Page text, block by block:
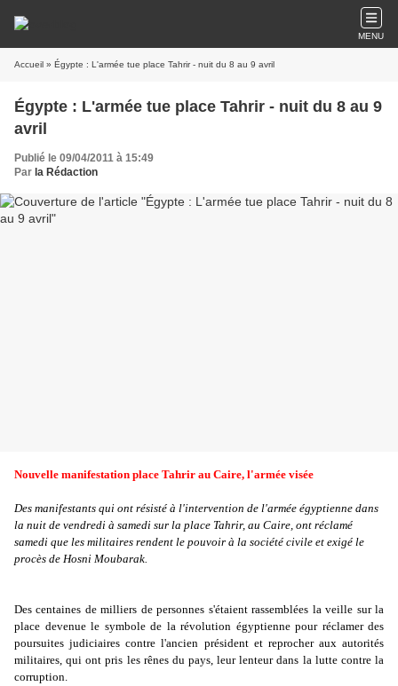
MENU
Accueil » Égypte : L'armée tue place Tahrir - nuit du 8 au 9 avril
Égypte : L'armée tue place Tahrir - nuit du 8 au 9
avril
Publié le 09/04/2011 à 15:49
Par la Rédaction
Nouvelle manifestation place Tahrir au Caire, l'armée visée
Des manifestants qui ont résisté à l'intervention de l'armée égyptienne dans
la nuit de vendredi à samedi sur la place Tahrir, au Caire, ont réclamé
samedi que les militaires rendent le pouvoir à la société civile et exigé le
procès de Hosni Moubarak.
Des centaines de milliers de personnes s'étaient rassemblées la veille sur la
place devenue le symbole de la révolution égyptienne pour réclamer des
poursuites judiciaires contre l'ancien président et reprocher aux autorités
militaires, qui ont pris les rênes du pays, leur lenteur dans la lutte contre la
corruption.